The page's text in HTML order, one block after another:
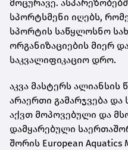
მოცურავე.
სპორტსმენი იღებს,
სპორტის საწყლოსნო
ორგანიზაციების მიერ
საკვალიფიკაციო დრო.
აკვა მასტერს ალიანსის
არაერთი გამარჯვება და
აქვთ მოპოვებული და
დამყარებული
შორის European Aquatics